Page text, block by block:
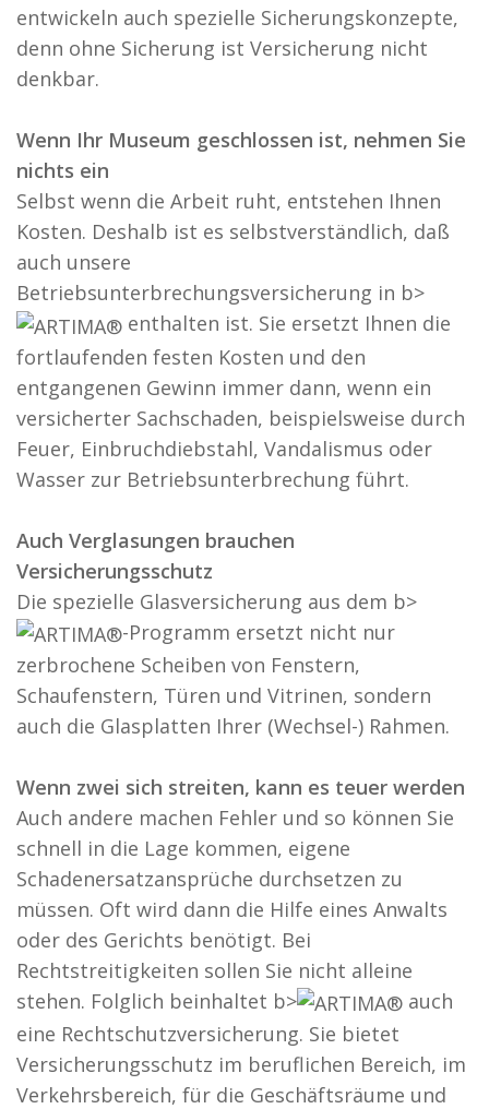
entwickeln auch spezielle Sicherungskonzepte,
denn ohne Sicherung ist Versicherung nicht
denkbar.
Wenn Ihr Museum geschlossen ist, nehmen Sie
nichts ein
Selbst wenn die Arbeit ruht, entstehen Ihnen
Kosten. Deshalb ist es selbstverständlich, daß
auch unsere
Betriebsunterbrechungsversicherung in b>
enthalten ist. Sie ersetzt Ihnen die
fortlaufenden festen Kosten und den
entgangenen Gewinn immer dann, wenn ein
versicherter Sachschaden, beispielsweise durch
Feuer, Einbruchdiebstahl, Vandalismus oder
Wasser zur Betriebsunterbrechung führt.
Auch Verglasungen brauchen
Versicherungsschutz
Die spezielle Glasversicherung aus dem b>
-Programm ersetzt nicht nur
zerbrochene Scheiben von Fenstern,
Schaufenstern, Türen und Vitrinen, sondern
auch die Glasplatten Ihrer (Wechsel-) Rahmen.
Wenn zwei sich streiten, kann es teuer werden
Auch andere machen Fehler und so können Sie
schnell in die Lage kommen, eigene
Schadenersatzansprüche durchsetzen zu
müssen. Oft wird dann die Hilfe eines Anwalts
oder des Gerichts benötigt. Bei
Rechtstreitigkeiten sollen Sie nicht alleine
stehen. Folglich beinhaltet b>
auch
eine Rechtschutzversicherung. Sie bietet
Versicherungsschutz im beruflichen Bereich, im
Verkehrsbereich, für die Geschäftsräume und